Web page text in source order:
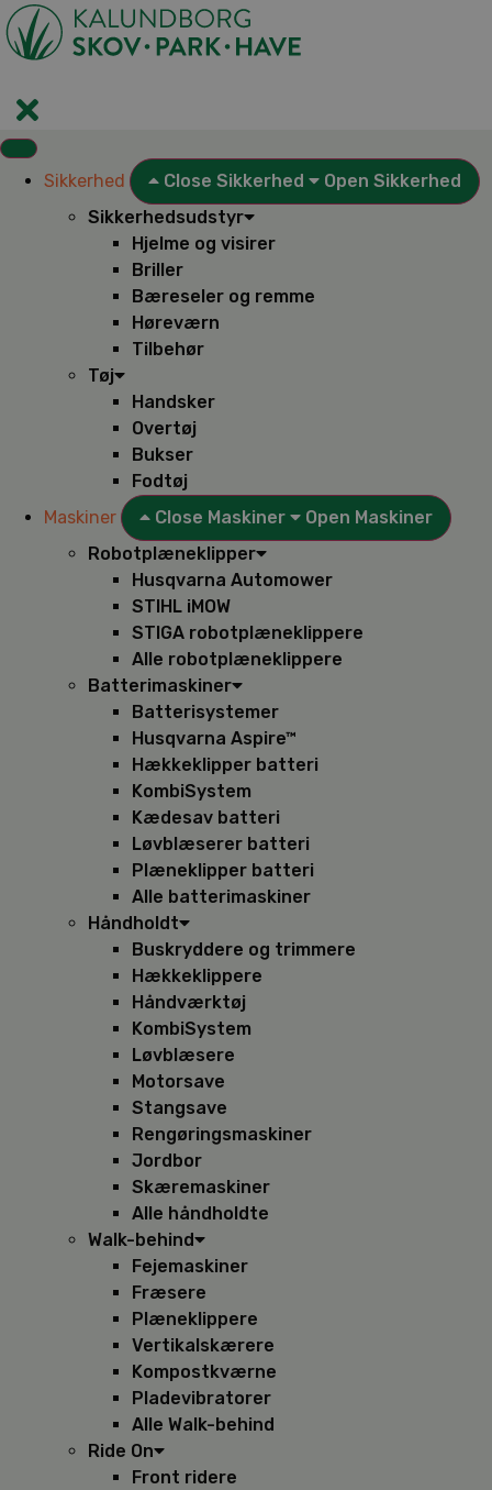
Videre
til
indhold
Sikkerhed Close Sikkerhed
Open Sikkerhed
Sikkerhedsudstyr
Hjelme og visirer
Briller
Bæreseler og remme
Høreværn
Tilbehør
Tøj
Handsker
Overtøj
Bukser
Fodtøj
Maskiner
Close Maskiner
Open Maskiner
Robotplæneklipper
Husqvarna Automower
STIHL iMOW
STIGA robotplæneklippere
Alle robotplæneklippere
Batterimaskiner
Batterisystemer
Husqvarna Aspire™
Hækkeklipper batteri
KombiSystem
Kædesav batteri
Løvblæserer batteri
Plæneklipper batteri
Alle batterimaskiner
Håndholdt
Buskryddere og trimmere
Hækkeklippere
Håndværktøj
KombiSystem
Løvblæsere
Motorsave
Stangsave
Rengøringsmaskiner
Jordbor
Skæremaskiner
Alle håndholdte
Walk-behind
Fejemaskiner
Fræsere
Plæneklippere
Vertikalskærere
Kompostkværne
Pladevibratorer
Alle Walk-behind
Ride On
Front ridere